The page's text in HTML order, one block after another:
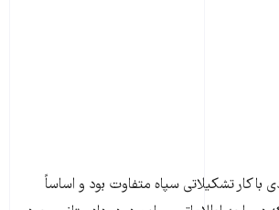
با کار تشکیلاتی سپاه متفاوت بود و اساساً